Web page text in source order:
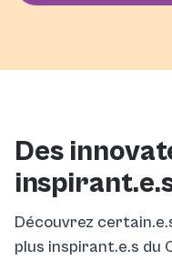
Des
Découvrez
plus inspirant.e.s du